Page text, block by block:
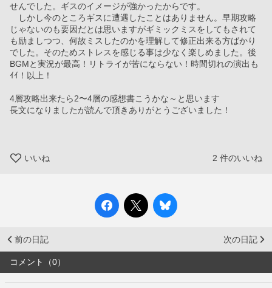
せんでした。ギスのイメージが強かったからです。
しかし今のところギスに遭遇したことはありません。早期攻略
じゃないのも要因だとは思いますがギミックミスをしてもされて
も励ましつつ、何故ミスしたのかを理解して修正出来る方ばかり
でした。そのためストレスを感じる事は少なく楽しめました。後
BGMと実況が最高！リトライが苦にならない！時間切れの演出も
ｲｲ！以上！
4層攻略出来たら2〜4層の感想書こうかな～と思います
長文になりましたが読んで頂きありがとうございました！
いいね 2 件のいいね
前の日記 次の日記
コメント（0）